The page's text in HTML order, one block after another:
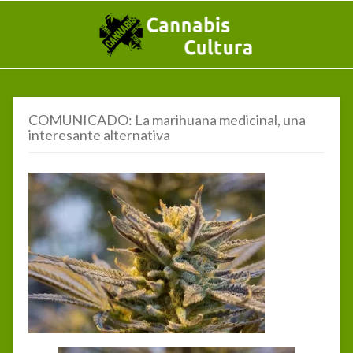
COMUNICADO: La marihuana medicinal, una
interesante alternativa